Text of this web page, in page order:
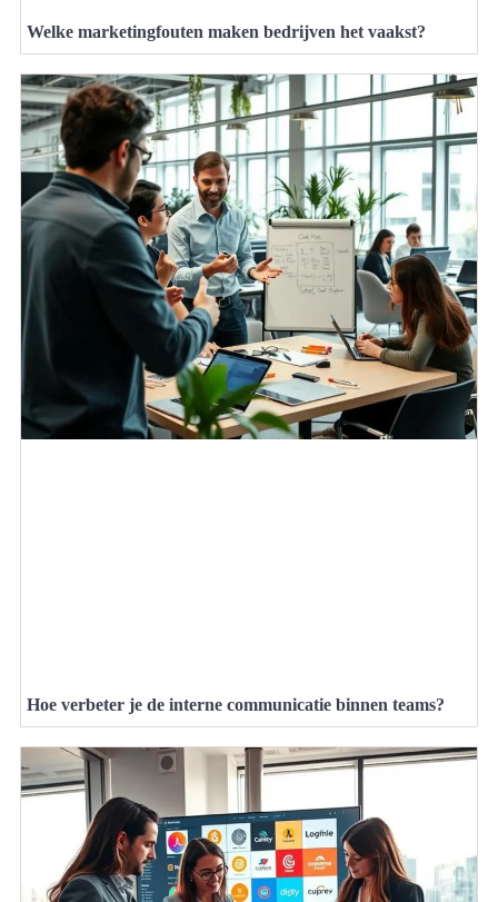
Welke marketingfouten maken bedrijven het vaakst?
Hoe verbeter je de interne communicatie binnen teams?